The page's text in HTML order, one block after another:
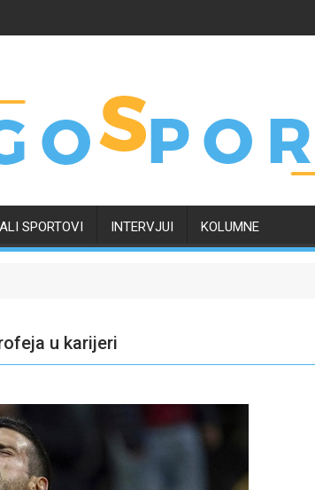
SPORTOVI INTERVJUI KOLUMNE
u karijeri